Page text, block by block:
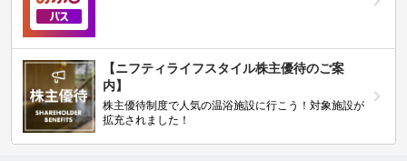
【ニフティライフスタイル株主優待のご案
内】
株主優待制度で人気の温浴施設に行こう！対象施設が
拡充されました！